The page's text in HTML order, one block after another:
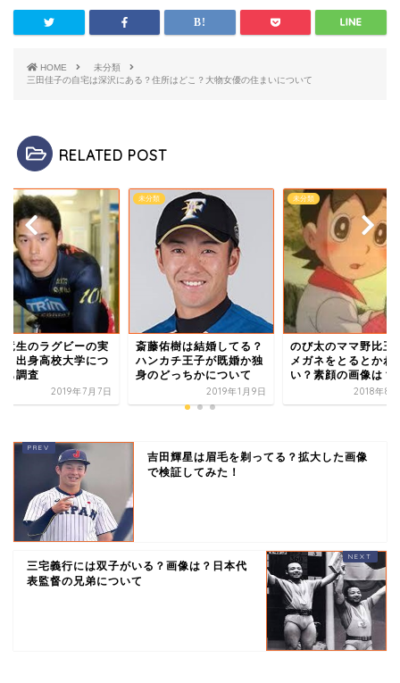
HOME
未分類
三田佳子の自宅は深沢にある？住所はどこ？大物女優の住まいについて
RELATED POST
竜生のラグビーの実
？出身高校大学につ
も調査
2019年7月7日
未分類
斎藤佑樹は結婚してる？
ハンカチ王子が既婚か独
身のどっちかについて
2019年1月9日
未分類
のび太のママ野比玉
メガネをとるとかわ
い？素顔の画像は？
2018年8
吉田輝星は眉毛を剃ってる？拡大した画像
で検証してみた！
三宅義行には双子がいる？画像は？日本代
表監督の兄弟について